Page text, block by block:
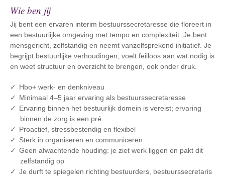
Wie ben jij
Jij bent een ervaren interim bestuurssecretaresse die floreert in
een bestuurlijke omgeving met tempo en complexiteit. Je bent
mensgericht, zelfstandig en neemt vanzelfsprekend initiatief. Je
begrijpt bestuurlijke verhoudingen, voelt feilloos aan wat nodig is
en weet structuur en overzicht te brengen, ook onder druk.
Hbo+ werk- en denkniveau
Minimaal 4–5 jaar ervaring als bestuurssecretaresse
Ervaring binnen het bestuurlijk domein is vereist; ervaring
binnen de zorg is een pré
Proactief, stressbestendig en flexibel
Sterk in organiseren en communiceren
Geen afwachtende houding: je ziet werk liggen en pakt dit
zelfstandig op
Je durft te spiegelen richting bestuurders, bestuurssecretaris